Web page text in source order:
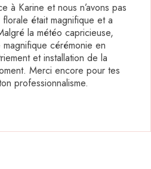
à Karine et nous n’avons pas
était magnifique et a
la météo capricieuse,
cérémonie en
et installation de la
Merci encore pour tes
professionnalisme.